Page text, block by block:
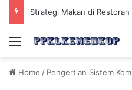
Menu
Home / Pengertian Sistem